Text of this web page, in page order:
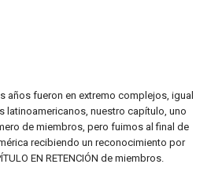
años fueron en extremo complejos, igual
latinoamericanos, nuestro capítulo, uno
de miembros, pero fuimos al final de
recibiendo un reconocimiento por
EN RETENCIÓN de miembros.